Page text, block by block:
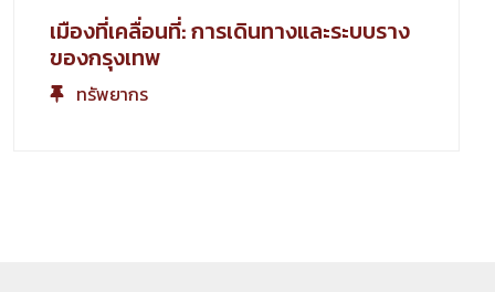
เมืองที่เคลื่อนที่: การเดินทางและระบบราง
ของกรุงเทพ
ทรัพยากร